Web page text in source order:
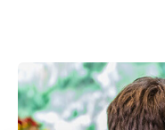
Bekijk tarieven voor